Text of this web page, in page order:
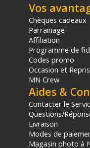
Vos
Chèques cadeaux
Parrainage
Affiliation
Programme de
Codes promo
Occasion et
MN Crew
Aides &
Contacter le
Questions/
Livraison
Modes de
Magasin photo à